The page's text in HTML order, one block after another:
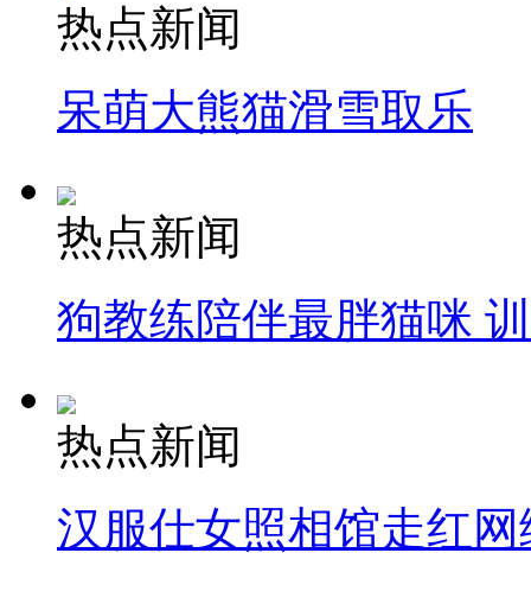
热点新闻
呆萌大熊猫滑雪取乐
热点新闻
狗教练陪伴最胖猫咪
热点新闻
汉服仕女照相馆走红网